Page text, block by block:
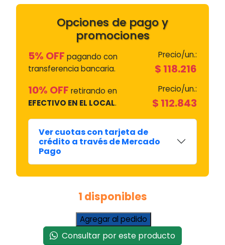
Opciones de pago y
promociones
5% OFF pagando con
transferencia bancaria.
Precio/un.:
$ 118.216
10% OFF retirando en
EFECTIVO EN EL LOCAL.
Precio/un.:
$ 112.843
Ver cuotas con tarjeta de
crédito a través de Mercado
Pago
1 disponibles
Caja
De
Engranajes
Agregar al pedido
Consultar por este producto